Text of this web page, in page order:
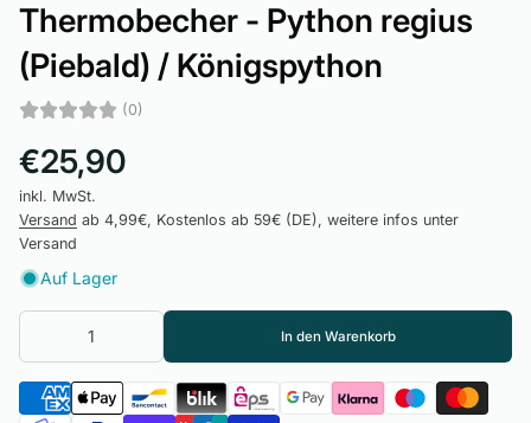
Thermobecher - Python regius
(Piebald) / Königspython
(0)
€25,90
inkl. MwSt.
Versand ab 4,99€, Kostenlos ab 59€ (DE), weitere infos unter
Versand
Auf Lager
In den Warenkorb